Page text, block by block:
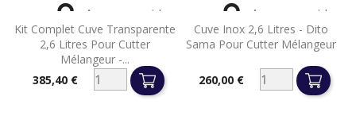
Kit Complet Cuve Transparente
2,6 Litres Pour Cutter
Mélangeur -...
Prix385,40 €
 Aperçu rapide
Cuve Inox 2,6 Litres - Dito
Sama Pour Cutter Mélangeur
Prix260,00 €
 Aperçu rapide